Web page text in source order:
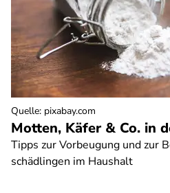
Motten, Käfer & Co. in
Tipps zur Vorbeugung und zur
schädlingen im Haushalt
Quelle: pixabay.com